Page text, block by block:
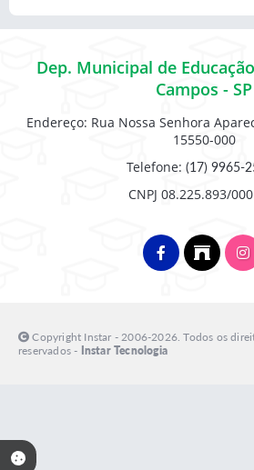
Dep. Municipal de
Campos - SP
Endereço: Rua Nossa Senhora
15550-000
Telefone: (17) 9965-
CNPJ 08.225.893/
Copyright Instar - 2006-2026. Todos os
reservados - Instar Tecnologia